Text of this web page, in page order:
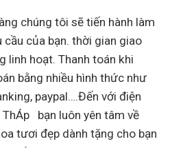
chúng tôi sẽ tiến hành làm
cầu của bạn. thời gian giao
linh hoạt. Thanh toán khi
bằng nhiều hình thức như
paypal….Đến với điện
bạn luôn yên tâm về
tươi đẹp dành tặng cho bạn